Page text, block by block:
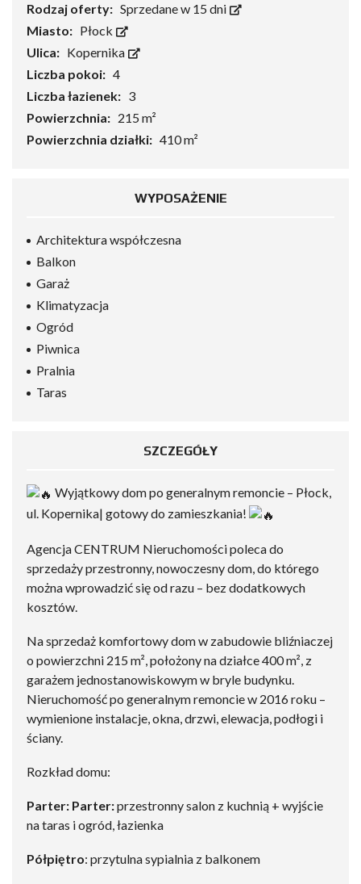
Rodzaj oferty: Sprzedane w 15 dni
Miasto: Płock
Ulica: Kopernika
Liczba pokoi: 4
Liczba łazienek: 3
Powierzchnia: 215 m²
Powierzchnia działki: 410 m²
WYPOSAŻENIE
Architektura współczesna
Balkon
Garaż
Klimatyzacja
Ogród
Piwnica
Pralnia
Taras
SZCZEGÓŁY
Wyjątkowy dom po generalnym remoncie – Płock,
ul. Kopernika| gotowy do zamieszkania!
Agencja CENTRUM Nieruchomości poleca do
sprzedaży przestronny, nowoczesny dom, do którego
można wprowadzić się od razu – bez dodatkowych
kosztów.
Na sprzedaż komfortowy dom w zabudowie bliźniaczej
o powierzchni 215 m², położony na działce 400 m², z
garażem jednostanowiskowym w bryle budynku.
Nieruchomość po generalnym remoncie w 2016 roku –
wymienione instalacje, okna, drzwi, elewacja, podłogi i
ściany.
Rozkład domu:
Parter: Parter:przestronny salon z kuchnią + wyjście
na taras i ogród, łazienka
Półpiętro: przytulna sypialnia z balkonem